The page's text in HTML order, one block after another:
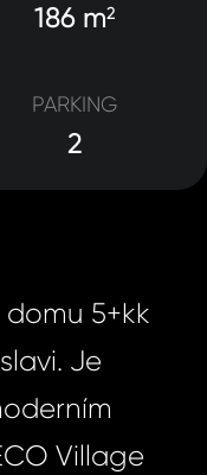
186 m2
PARKING
2
5+kk
Je
Village